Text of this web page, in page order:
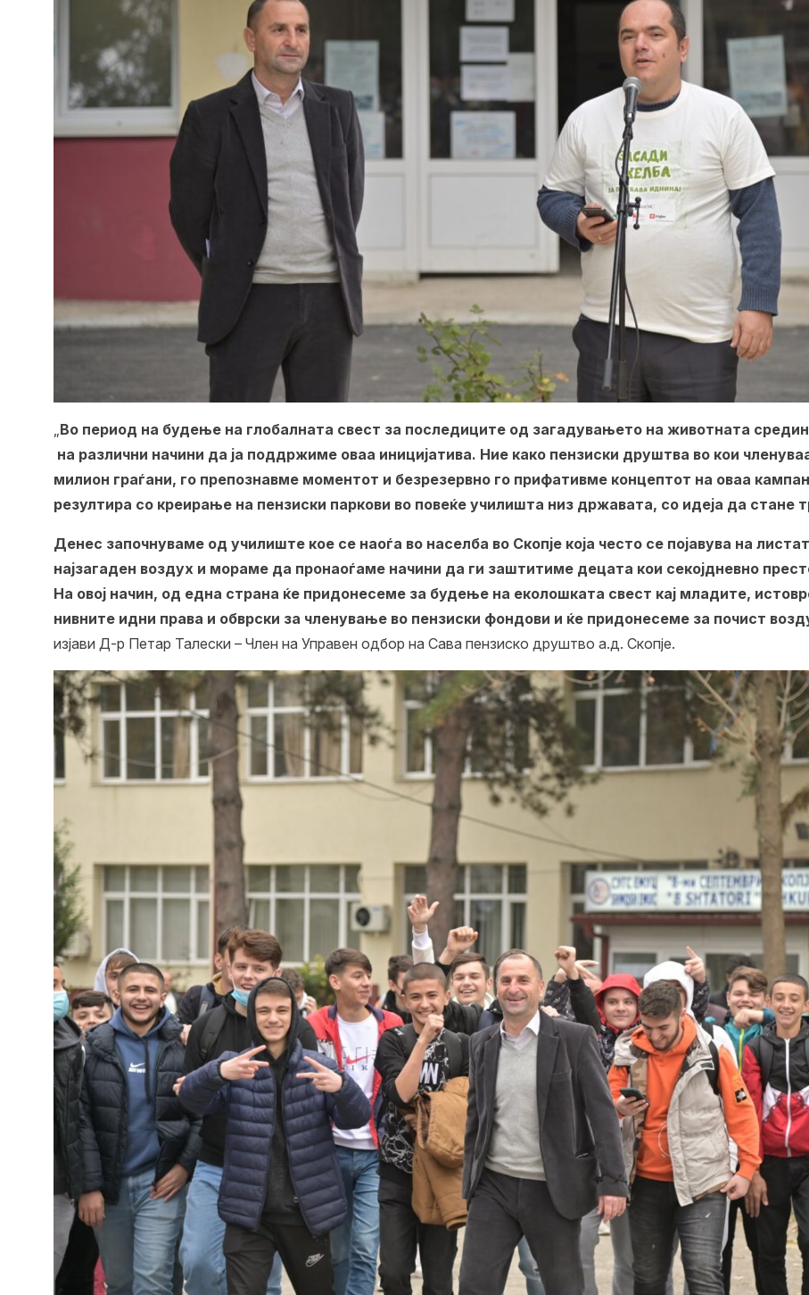
Во период на будење на глобалната свест за последиците од загадувањето на животната
на различни начини да ја поддржиме оваа иницијатива. Ние како пензиски друштва во кои
милион граѓани, го препознавме моментот и безрезервно го прифативме концептот на оваа
резултира со креирање на пензиски паркови во повеќе училишта низ државата, со идеја да стане
Денес започнуваме од училиште кое се наоѓа во населба во Скопје која често се појавува на
најзагаден воздух и мораме да пронаоѓаме начини да ги заштитиме децата кои секојдневно
На овој начин, од една страна ќе придонесеме за будење на еколошката свест кај младите,
нивните идни права и обврски за членување во пензиски фондови и ќе придонесеме за почист
изјави Д-р Петар Талески – Член на Управен одбор на Сава пензиско друштво а.д. Скопје.